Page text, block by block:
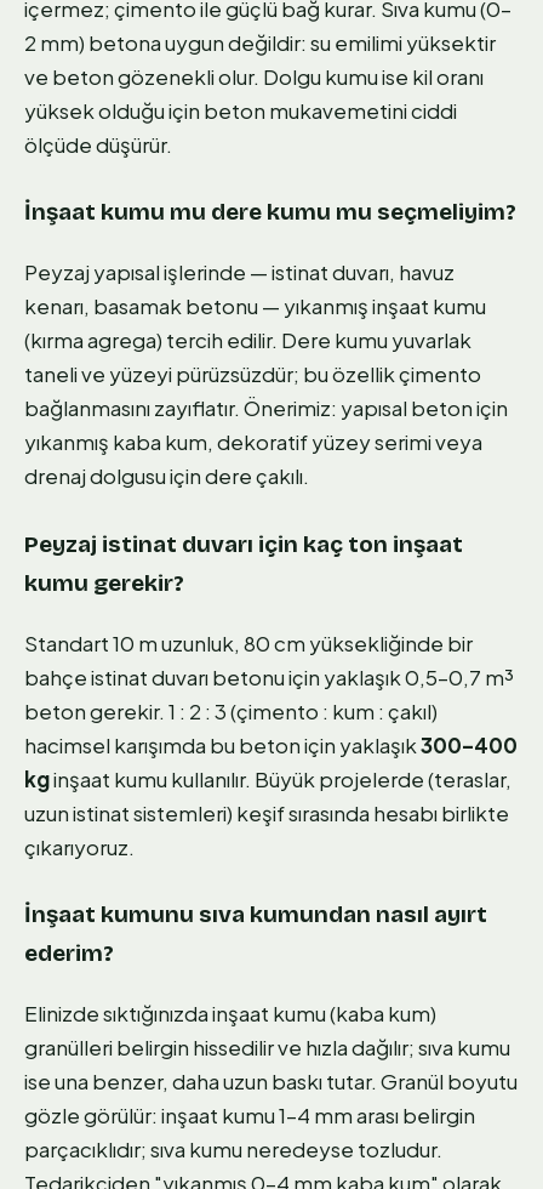
içermez; çimento ile güçlü bağ kurar. Sıva kumu (0–
2 mm) betona uygun değildir: su emilimi yüksektir
ve beton gözenekli olur. Dolgu kumu ise kil oranı
yüksek olduğu için beton mukavemetini ciddi
ölçüde düşürür.
İnşaat kumu mu dere kumu mu seçmeliyim?
Peyzaj yapısal işlerinde — istinat duvarı, havuz
kenarı, basamak betonu — yıkanmış inşaat kumu
(kırma agrega) tercih edilir. Dere kumu yuvarlak
taneli ve yüzeyi pürüzsüzdür; bu özellik çimento
bağlanmasını zayıflatır. Önerimiz: yapısal beton için
yıkanmış kaba kum, dekoratif yüzey serimi veya
drenaj dolgusu için dere çakılı.
Peyzaj istinat duvarı için kaç ton inşaat
kumu gerekir?
Standart 10 m uzunluk, 80 cm yüksekliğinde bir
bahçe istinat duvarı betonu için yaklaşık 0,5–0,7 m³
beton gerekir. 1 : 2 : 3 (çimento : kum : çakıl)
hacimsel karışımda bu beton için yaklaşık300–400
kginşaat kumu kullanılır. Büyük projelerde (teraslar,
uzun istinat sistemleri) keşif sırasında hesabı birlikte
çıkarıyoruz.
İnşaat kumunu sıva kumundan nasıl ayırt
ederim?
Elinizde sıktığınızda inşaat kumu (kaba kum)
granülleri belirgin hissedilir ve hızla dağılır; sıva kumu
ise una benzer, daha uzun baskı tutar. Granül boyutu
gözle görülür: inşaat kumu 1–4 mm arası belirgin
parçacıklıdır; sıva kumu neredeyse tozludur.
Tedarikçiden "yıkanmış 0–4 mm kaba kum" olarak